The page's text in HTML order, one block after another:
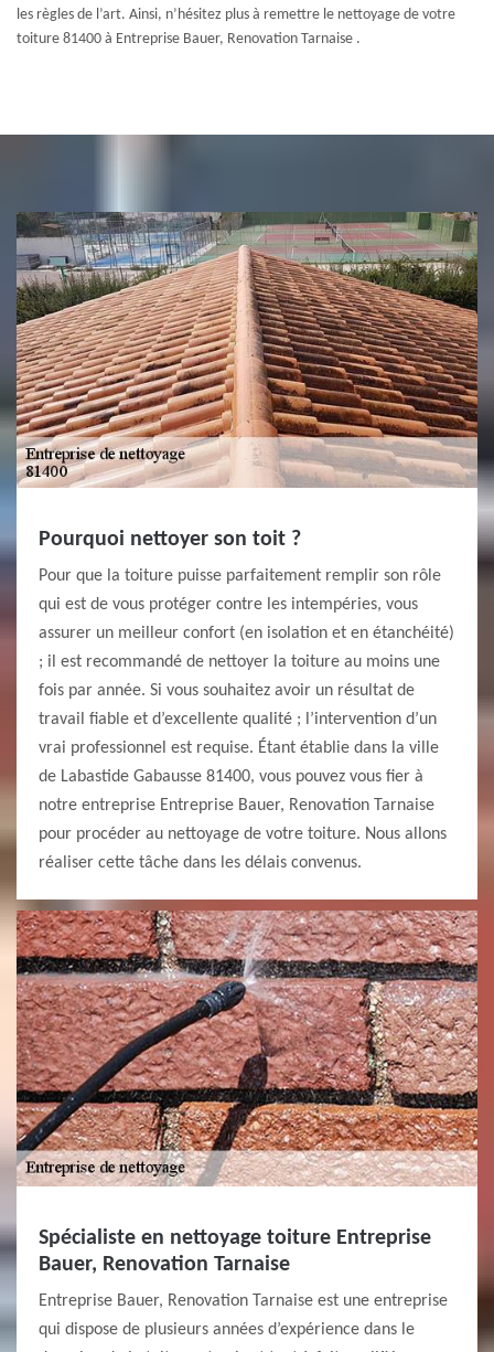
les règles de l’art. Ainsi, n’hésitez plus à remettre le nettoyage de votre
toiture 81400 à Entreprise Bauer, Renovation Tarnaise .
Pourquoi nettoyer son toit ?
Pour que la toiture puisse parfaitement remplir son rôle
qui est de vous protéger contre les intempéries, vous
assurer un meilleur confort (en isolation et en étanchéité)
; il est recommandé de nettoyer la toiture au moins une
fois par année. Si vous souhaitez avoir un résultat de
travail fiable et d’excellente qualité ; l’intervention d’un
vrai professionnel est requise. Étant établie dans la ville
de Labastide Gabausse 81400, vous pouvez vous fier à
notre entreprise Entreprise Bauer, Renovation Tarnaise
pour procéder au nettoyage de votre toiture. Nous allons
réaliser cette tâche dans les délais convenus.
Spécialiste en nettoyage toiture Entreprise
Bauer, Renovation Tarnaise
Entreprise Bauer, Renovation Tarnaise est une entreprise
qui dispose de plusieurs années d’expérience dans le